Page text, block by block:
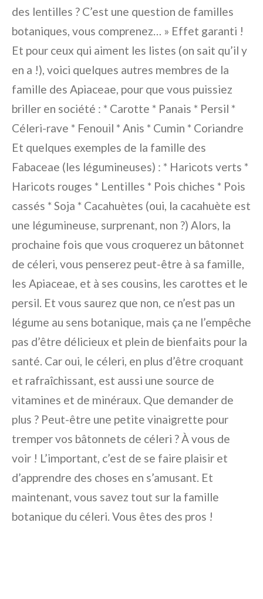
des lentilles ? C’est une question de familles
botaniques, vous comprenez… » Effet garanti !
Et pour ceux qui aiment les listes (on sait qu’il y
en a !), voici quelques autres membres de la
famille des Apiaceae, pour que vous puissiez
briller en société : * Carotte * Panais * Persil *
Céleri-rave * Fenouil * Anis * Cumin * Coriandre
Et quelques exemples de la famille des
Fabaceae (les légumineuses) : * Haricots verts *
Haricots rouges * Lentilles * Pois chiches * Pois
cassés * Soja * Cacahuètes (oui, la cacahuète est
une légumineuse, surprenant, non ?) Alors, la
prochaine fois que vous croquerez un bâtonnet
de céleri, vous penserez peut-être à sa famille,
les Apiaceae, et à ses cousins, les carottes et le
persil. Et vous saurez que non, ce n’est pas un
légume au sens botanique, mais ça ne l’empêche
pas d’être délicieux et plein de bienfaits pour la
santé. Car oui, le céleri, en plus d’être croquant
et rafraîchissant, est aussi une source de
vitamines et de minéraux. Que demander de
plus ? Peut-être une petite vinaigrette pour
tremper vos bâtonnets de céleri ? À vous de
voir ! L’important, c’est de se faire plaisir et
d’apprendre des choses en s’amusant. Et
maintenant, vous savez tout sur la famille
botanique du céleri. Vous êtes des pros !